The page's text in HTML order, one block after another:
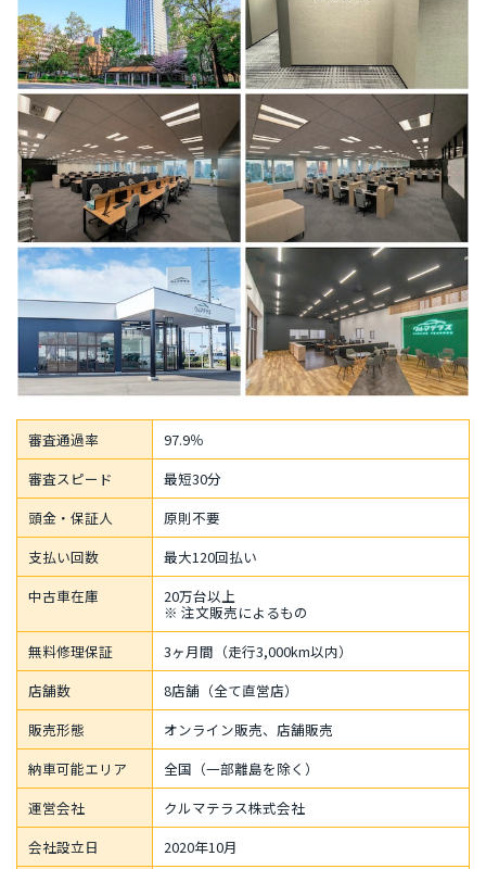
審査通過率
97.9％
審査スピード
最短30分
頭金・保証人
原則不要
支払い回数
最大120回払い
中古車在庫
20万台以上
※ 注文販売によるもの
無料修理保証
3ヶ月間（走行3,000km以内）
店舗数
8店舗（全て直営店）
販売形態
オンライン販売、店舗販売
納車可能エリア
全国（一部離島を除く）
運営会社
クルマテラス株式会社
会社設立日
2020年10月